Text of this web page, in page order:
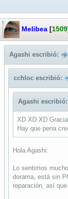
Melibea [1509
Agashi escribió:
cchloc escribió:
Agashi escribió:
XD XD XD
Hay que pena
Hola Agashi:
Lo sentimos
dorama, está sin
reparación, así